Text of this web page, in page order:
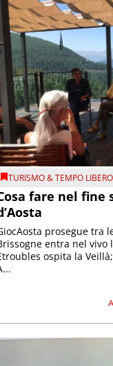
TURISMO & TEMPO LIBERO
fare nel
prosegue tra
entra nel vivo
ospita la